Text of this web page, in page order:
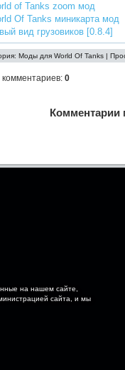
of Tanks zoom мод
Of Tanks миникарта мод
вид грузовиков [0.8.4]
Моды для World Of Tanks |
комментариев: 0
Комментарии
на нашем сайте,
сайта, и мы